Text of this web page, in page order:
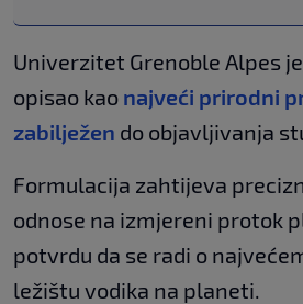
Univerzitet Grenoble Alpes
opisao kao najveći prirodni
zabilježen do objavljivanja
Formulacija zahtijeva
odnose na izmjereni protok
potvrdu da se radi o
ležištu vodika na planeti.